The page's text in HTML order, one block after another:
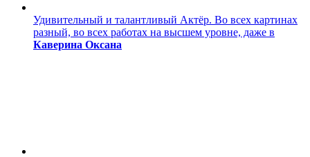
Удивительный и талантливый Актёр. Во всех картинах
разный, во всех работах на высшем уровне, даже в
Каверина Оксана